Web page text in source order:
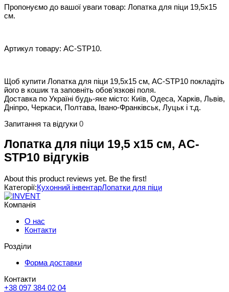
Пропонуємо до вашої уваги товар: Лопатка для піци 19,5х15
см.
Артикул товару: AC-STP10.
Щоб купити Лопатка для піци 19,5х15 см, AC-STP10 покладіть
його в кошик та заповніть обов'язкові поля.
Доставка по Україні будь-яке місто: Київ, Одеса, Харків, Львів,
Дніпро, Черкаси, Полтава, Івано-Франківськ, Луцьк і т.д.
Запитання та відгуки 0
Лопатка для піци 19,5 х15 см, AC-
STP10 відгуків
About this product reviews yet. Be the first!
Категорії:Кухонний інвентарЛопатки для піци
Компанія
О нас
Контакти
Розділи
Форма доставки
Контакти
+38 097 384 02 04